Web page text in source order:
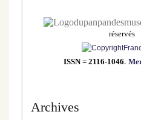
réservés
ISSN = 2116-1046.
Archives